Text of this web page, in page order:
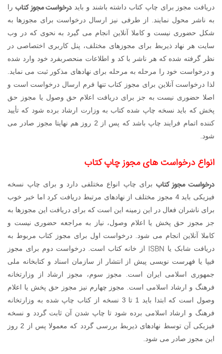
دریافت مجوز برای چاپ کتاب داشته باشند و باید درخواست مجوز کتاب را
به ناشر محول نمایند. از طرفی نیز ارسال درخواست برای مجوزها به
شکل حضوری نیست و کاملا آنلاین انجام می گیرد به نحوی که در وب
سایت هر نهاد ذیربط برای مجوزهای مختلف، پنل کاربری اختصاصی در
نظر گرفته شده که هر ناشر با کد و اطلاعات منحصربفرد خود وارد شده
و درخواست خود را مرحله به مرحله برای نهادهای مذکور ثبت می نماید.
لذا درخواست آنلاین برای مجوز کتاب تنها فرم ارسال درخواست است و
اصلا حضوری نیست به جز برای دریافت اعلام حق وصول یا مجوز حق
پخش که باید نسخه چاپ شده کتاب به وزارت ارشاد برده شود که تأیید
کننده اتمام فرایند چاپ باشد که پس از 2 روز هم نهایتا مجوز صادر می
شود.
انواع درخواست های مجوز چاپ کتاب
درخواست مجوز کتاب برای چاپ انواع مختلفی دارد و برای چاپ نسخه
فیزیکی باید 4 مجوز مختلف از نهادهای مرتبط دریافت کرد اما خبر خوب
برای ناشران فعال در این زمینه این است که برای دریافت این مجوزها به
جز مجوز حق پخش یا اعلام وصول، نیاز به مراجعه حضوری نیست و
کاملا آنلاین انجام می شود. درخواست اول برای مجوز کتاب مربوط به
دریافت شابک یا ISBN از خانه کتاب است. درخواست دوم برای مجوز
فیپا یا فهرست نویسی پیش از انتشار از سازمان اسناد و کتابخانه ملی
جمهوری اسلامی ایران است. مجوز سوم، مجوز ارشاد از وزارتخانه
فرهنگ و ارشاد اسلامی است. مجوز چهارم نیز مجوز حق پخش یا اعلام
وصول است که ابتدا باید 1 تا 3 نسخه از کتاب چاپ شده به وزارتخانه
فرهنگ و ارشاد اسلامی برده شود تا چاپ شدن آن ثابت گردد و نسخه
فیزیکی آن توسط نهادهای ذیربط بررسی گردد که معمولا پس از 2 روز
این مجوز صادر می شود.